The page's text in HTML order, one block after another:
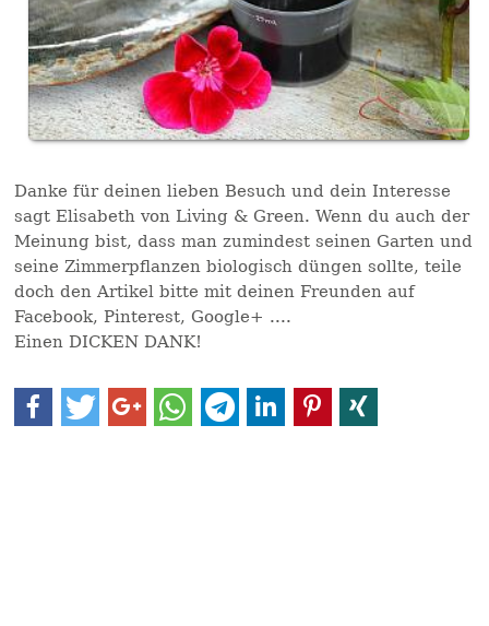
Danke für deinen lieben Besuch und dein Interesse
sagt Elisabeth von Living & Green. Wenn du auch der
Meinung bist, dass man zumindest seinen Garten und
seine Zimmerpflanzen biologisch düngen sollte, teile
doch den Artikel bitte mit deinen Freunden auf
Facebook, Pinterest, Google+ ....
Einen DICKEN DANK!